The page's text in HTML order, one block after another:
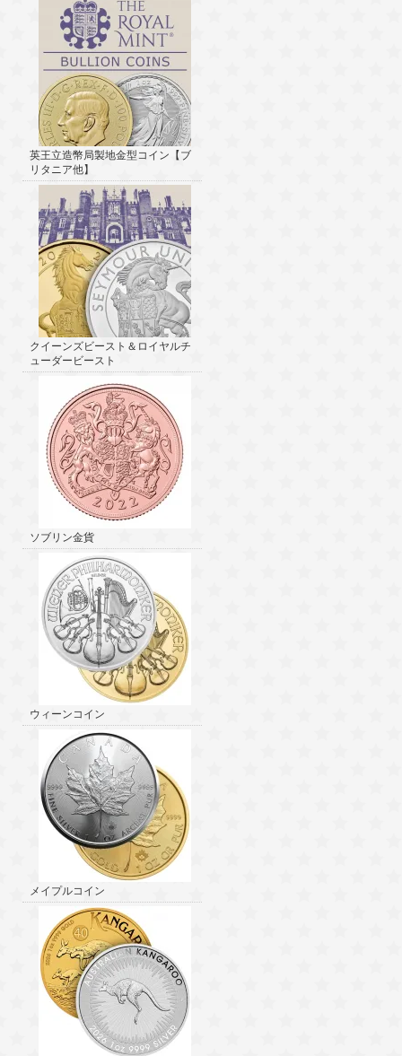
英王立造幣局製地金型コイン【ブ
リタニア他】
クイーンズビースト＆ロイヤルチ
ューダービースト
ソブリン金貨
ウィーンコイン
メイプルコイン